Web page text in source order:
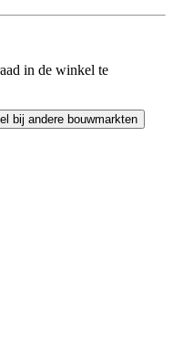
in de winkel te
bij andere bouwmarkten